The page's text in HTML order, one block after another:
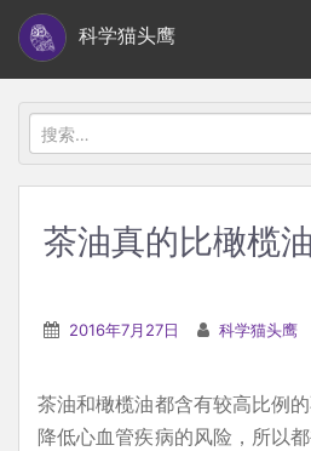
i
科学猫头鹰
搜
索：
茶油真的比橄榄
2016年7月27日 科学猫头鹰
茶油和橄榄油都含有较高比例
降低心血管疾病的风险，所以